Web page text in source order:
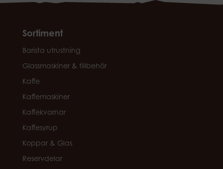
Sortiment
Barista utrustning
Glassmaskiner & tillbehör
Kaffe
Kaffemaskiner
Kaffekvarnar
Kaffesyrup
Koppar & Glas
Reservdelar